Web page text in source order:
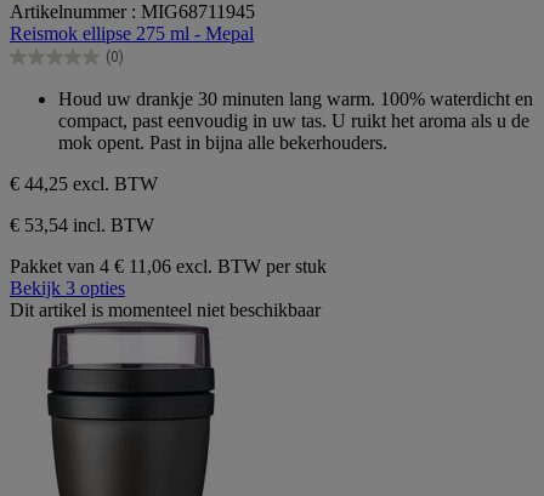
van
de
5
Artikelnummer : MIG68711945
Reismok ellipse 275 ml - Mepal
(0)
0.0
sterren.
Houd uw drankje 30 minuten lang warm. 100% waterdicht en
compact, past eenvoudig in uw tas. U ruikt het aroma als u de
mok opent. Past in bijna alle bekerhouders.
€ 44,25 excl. BTW
€ 53,54 incl. BTW
Pakket van 4 € 11,06 excl. BTW per stuk
Bekijk 3 opties
Dit artikel is momenteel niet beschikbaar